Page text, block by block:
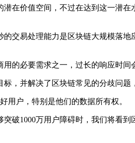
价值空间，不过在达到这一潜在
易处理能力是区块链大规模落地
必要需求之一，过长的响应时间
并解决了区块链常见的分歧问题
户，特别是他们的数据所有权。
1000万用户障碍时，我们将看到